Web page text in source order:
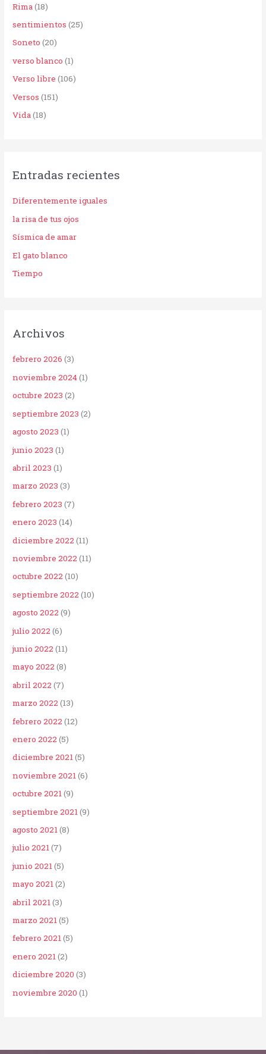
Rima(18)
sentimientos (25)
Soneto (20)
verso blanco (1)
Verso libre (106)
Versos (151)
Vida(18)
Entradas recientes
Diferentemente iguales
la risa de tus ojos
Sísmica de amar
El gato blanco
Tiempo
Archivos
febrero 2026 (3)
noviembre 2024(1)
octubre 2023 (2)
septiembre 2023 (2)
agosto 2023 (1)
junio 2023 (1)
abril 2023 (1)
marzo 2023 (3)
febrero 2023 (7)
enero 2023 (14)
diciembre 2022 (11)
noviembre 2022 (11)
octubre 2022 (10)
septiembre 2022 (10)
agosto 2022 (9)
julio 2022 (6)
junio 2022 (11)
mayo 2022 (8)
abril 2022 (7)
marzo 2022 (13)
febrero 2022 (12)
enero 2022 (5)
diciembre 2021(5)
noviembre 2021(6)
octubre 2021(9)
septiembre 2021(9)
agosto 2021(8)
julio 2021(7)
junio 2021(5)
mayo 2021(2)
abril 2021(3)
marzo 2021(5)
febrero 2021(5)
enero 2021(2)
diciembre 2020 (3)
noviembre 2020 (1)